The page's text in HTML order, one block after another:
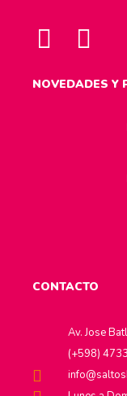
NOVEDADES Y
CONTACTO
Av. Jose
(+598)